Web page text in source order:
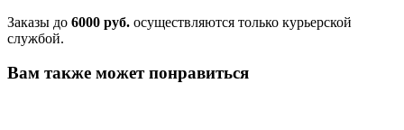
Заказы до 6000 руб. осуществляются только курьерской
службой.
Вам также может понравиться